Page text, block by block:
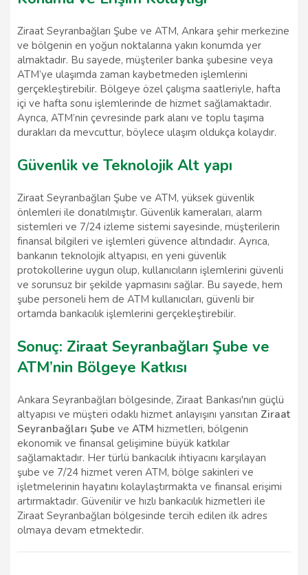
Ziraat Seyranbağları Şube ve ATM, Ankara şehir merkezine
ve bölgenin en yoğun noktalarına yakın konumda yer
almaktadır. Bu sayede, müşteriler banka şubesine veya
ATM’ye ulaşımda zaman kaybetmeden işlemlerini
gerçekleştirebilir. Bölgeye özel çalışma saatleriyle, hafta
içi ve hafta sonu işlemlerinde de hizmet sağlamaktadır.
Ayrıca, ATM’nin çevresinde park alanı ve toplu taşıma
durakları da mevcuttur, böylece ulaşım oldukça kolaydır.
Güvenlik ve Teknolojik Alt yapı
Ziraat Seyranbağları Şube ve ATM, yüksek güvenlik
önlemleri ile donatılmıştır. Güvenlik kameraları, alarm
sistemleri ve 7/24 izleme sistemi sayesinde, müşterilerin
finansal bilgileri ve işlemleri güvence altındadır. Ayrıca,
bankanın teknolojik altyapısı, en yeni güvenlik
protokollerine uygun olup, kullanıcıların işlemlerini güvenli
ve sorunsuz bir şekilde yapmasını sağlar. Bu sayede, hem
şube personeli hem de ATM kullanıcıları, güvenli bir
ortamda bankacılık işlemlerini gerçekleştirebilir.
Sonuç: Ziraat Seyranbağları Şube ve
ATM’nin Bölgeye Katkısı
Ankara Seyranbağları bölgesinde, Ziraat Bankası'nın güçlü
altyapısı ve müşteri odaklı hizmet anlayışını yansıtan Ziraat
Seyranbağları Şube ve ATM hizmetleri, bölgenin
ekonomik ve finansal gelişimine büyük katkılar
sağlamaktadır. Her türlü bankacılık ihtiyacını karşılayan
şube ve 7/24 hizmet veren ATM, bölge sakinleri ve
işletmelerinin hayatını kolaylaştırmakta ve finansal erişimi
artırmaktadır. Güvenilir ve hızlı bankacılık hizmetleri ile
Ziraat Seyranbağları bölgesinde tercih edilen ilk adres
olmaya devam etmektedir.